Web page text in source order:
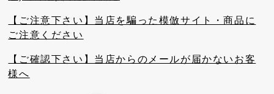
【ご注意下さい】当店を騙った模倣サイト・商品に
ご注意ください
【ご確認下さい】当店からのメールが届かないお客
様へ